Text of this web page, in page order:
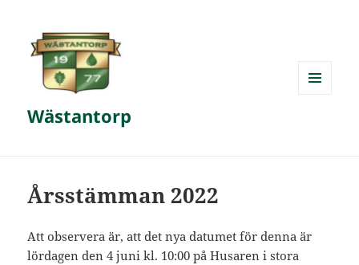
Wästantorp
Årsstämman 2022
Att observera är, att det nya datumet för denna är
lördagen den 4 juni kl. 10:00 på Husaren i stora